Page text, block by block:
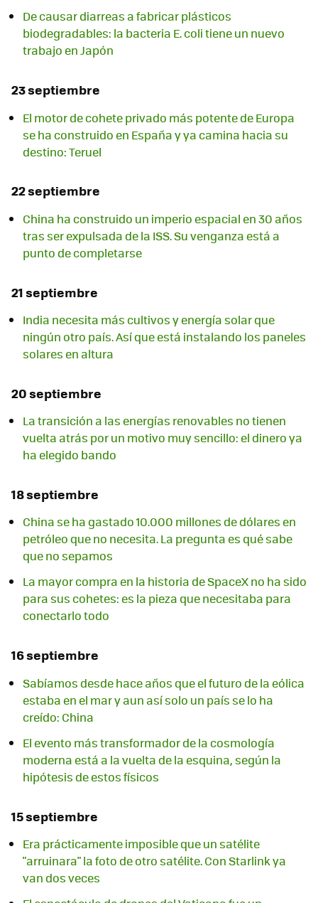
De causar diarreas a fabricar plásticos
biodegradables: la bacteria E. coli tiene un nuevo
trabajo en Japón
23 septiembre
El motor de cohete privado más potente de Europa
se ha construido en España y ya camina hacia su
destino: Teruel
22 septiembre
China ha construido un imperio espacial en 30 años
tras ser expulsada de la ISS. Su venganza está a
punto de completarse
21 septiembre
India necesita más cultivos y energía solar que
ningún otro país. Así que está instalando los paneles
solares en altura
20 septiembre
La transición a las energías renovables no tienen
vuelta atrás por un motivo muy sencillo: el dinero ya
ha elegido bando
18 septiembre
China se ha gastado 10.000 millones de dólares en
petróleo que no necesita. La pregunta es qué sabe
que no sepamos
La mayor compra en la historia de SpaceX no ha sido
para sus cohetes: es la pieza que necesitaba para
conectarlo todo
16 septiembre
Sabíamos desde hace años que el futuro de la eólica
estaba en el mar y aun así solo un país se lo ha
creído: China
El evento más transformador de la cosmología
moderna está a la vuelta de la esquina, según la
hipótesis de estos físicos
15 septiembre
Era prácticamente imposible que un satélite
"arruinara" la foto de otro satélite. Con Starlink ya
van dos veces